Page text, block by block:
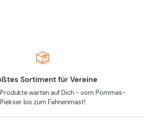
Sortiment für Vereine
warten auf Dich - vom Pommes-
Piekser bis zum Fahnenmast!